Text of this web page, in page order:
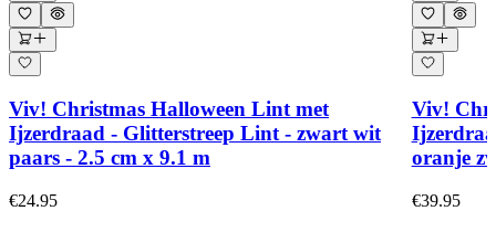
Viv! Christmas Halloween Lint met
Ijzerdraad - Glitterstreep Lint - zwart wit
paars - 2.5 cm x 9.1 m
€24.95
Viv!
oranje
€39.95